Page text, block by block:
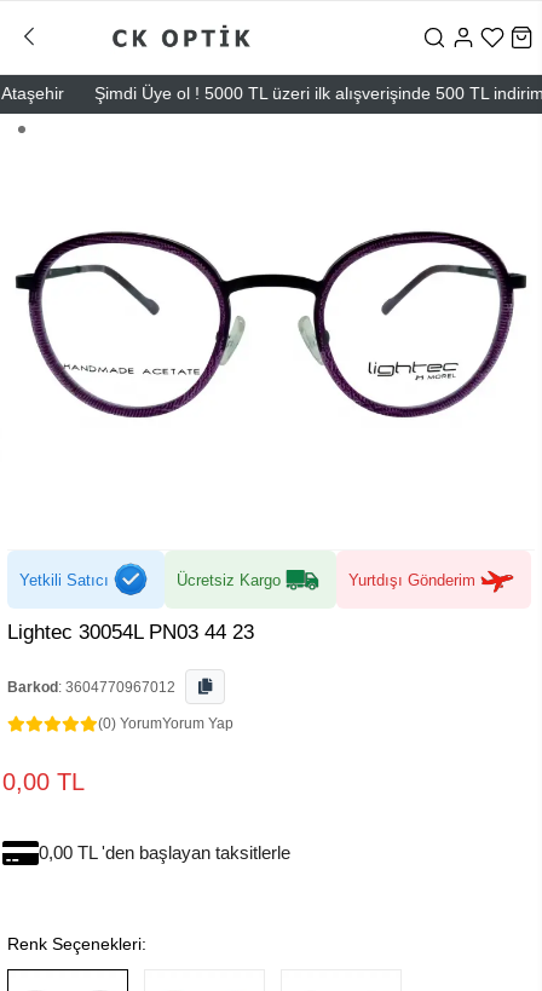
Şimdi Üye ol ! 5000 TL üzeri ilk alışverişinde 500 TL indirim
Yetkili Satıcı Ücretsiz Kargo Yurtdışı Gönderim
Lightec 30054L PN03 44 23
Barkod : 3604770967012
(0) YorumYorum Yap
0,00 TL
0,00 TL 'den başlayan taksitlerle
Renk Seçenekleri: